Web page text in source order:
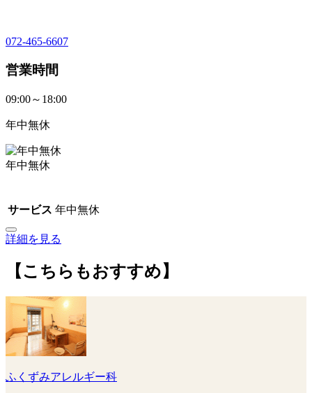
072-465-6607
営業時間
09:00～18:00
年中無休
年中無休
サービス 年中無休
詳細を見る
【こちらもおすすめ】
ふくずみアレルギー科